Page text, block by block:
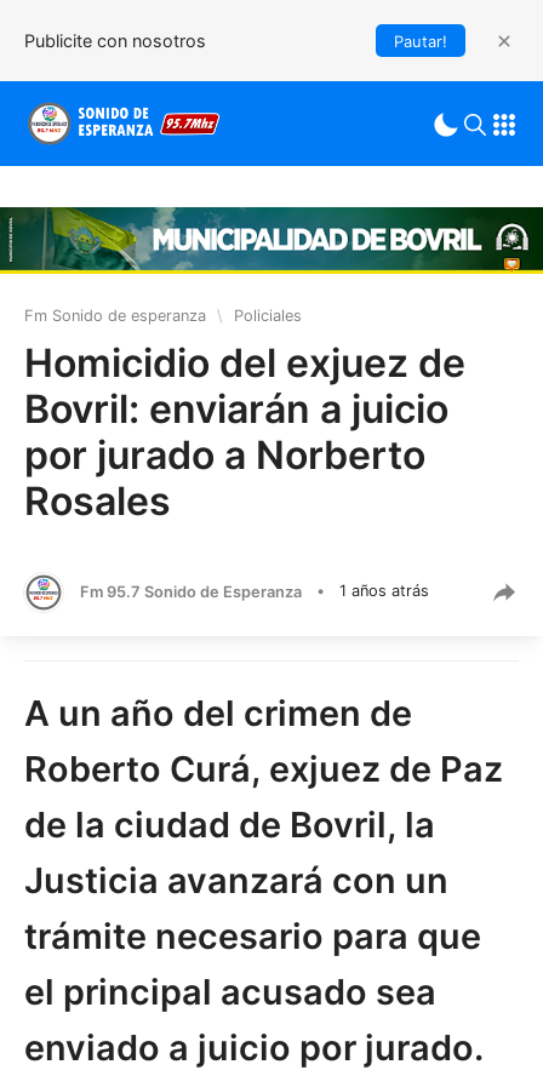
Publicite con nosotros Pautar!
Fm Sonido de esperanza \ Policiales
Homicidio del exjuez de
Bovril: enviarán a juicio
por jurado a Norberto
Rosales
Fm 95.7 Sonido de Esperanza • 1 años atrás
A un año del crimen de
Roberto Curá, exjuez de Paz
de la ciudad de Bovril, la
Justicia avanzará con un
trámite necesario para que
el principal acusado sea
enviado a juicio por jurado.